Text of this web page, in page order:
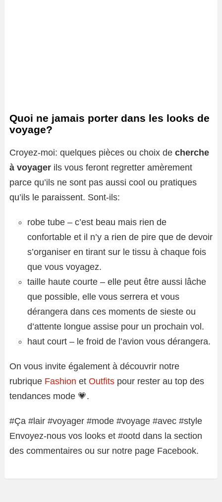
Quoi ne jamais porter dans les looks de
voyage?
Croyez-moi: quelques pièces ou choix de cherche
à voyager ils vous feront regretter amèrement
parce qu’ils ne sont pas aussi cool ou pratiques
qu’ils le paraissent. Sont-ils:
robe tube – c’est beau mais rien de
confortable et il n’y a rien de pire que de devoir
s’organiser en tirant sur le tissu à chaque fois
que vous voyagez.
taille haute courte – elle peut être aussi lâche
que possible, elle vous serrera et vous
dérangera dans ces moments de sieste ou
d’attente longue assise pour un prochain vol.
haut court – le froid de l’avion vous dérangera.
On vous invite également à découvrir notre
rubrique Fashion et Outfits pour rester au top des
tendances mode 💗.
#Ça #lair #voyager #mode #voyage #avec #style
Envoyez-nous vos looks et #ootd dans la section
des commentaires ou sur notre page Facebook.